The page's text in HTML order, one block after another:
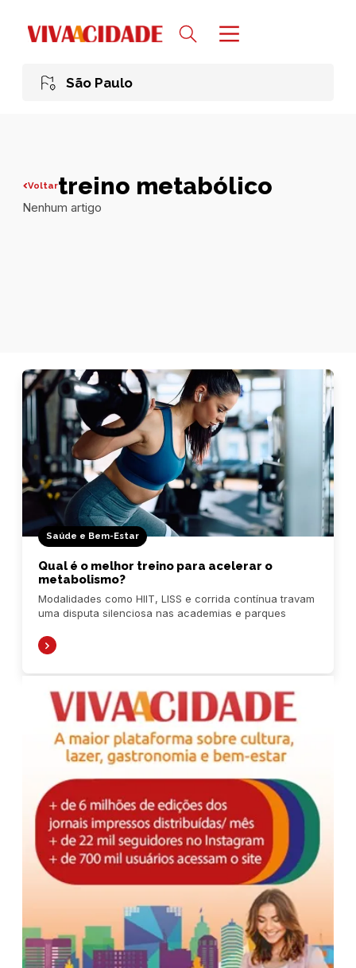
São Paulo
Voltartreino metabólico
Nenhum artigo
Saúde e Bem-Estar
Qual é o melhor treino para acelerar o
metabolismo?
Modalidades como HIIT, LISS e corrida contínua travam
uma disputa silenciosa nas academias e parques